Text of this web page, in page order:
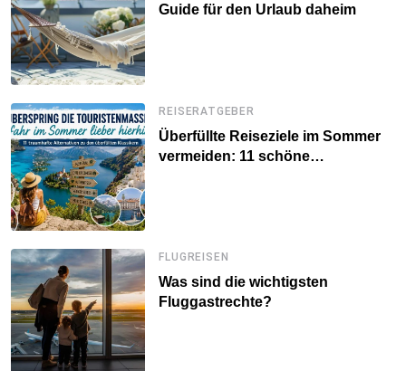
Guide für den Urlaub daheim
REISERATGEBER
Überfüllte Reiseziele im Sommer
vermeiden: 11 schöne
FLUGREISEN
Was sind die wichtigsten
Fluggastrechte?